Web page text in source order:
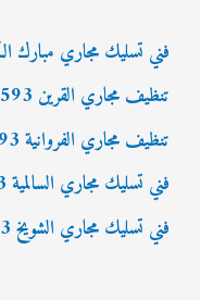
ع
فني تسليك مجاري مبارك الكبير
تنظيف مجاري القرين 69614593
تنظيف مجاري الفروانية 69614593
فني تسليك مجاري السالمية 69614593
فني تسليك مجاري الشويخ 69614593